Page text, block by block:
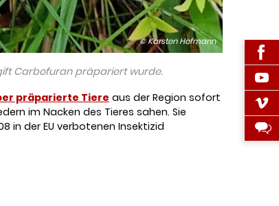
© Karsten Hofmann
Carbofuran präpariert wurde.
präparierte Tiere aus der Region sofort
im Nacken des Tieres sahen. Sie
in der EU verbotenen Insektizid